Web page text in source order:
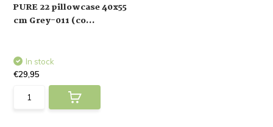
PURE 22 pillowcase 40x55
cm Grey-011 (co...
In stock
€29,95